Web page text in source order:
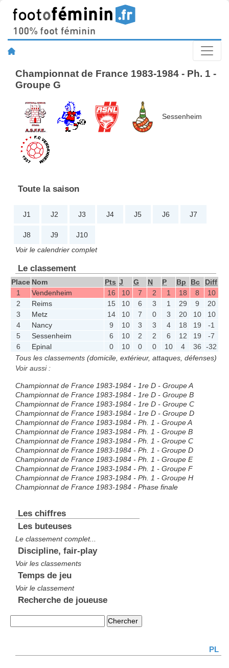
Championnat de France 1983-1984 - Ph. 1 -
Groupe G
Sessenheim
Toute la saison
J1 J2 J3 J4 J5 J6 J7
J8 J9
J10
Voir le calendrier complet
Le classement
Place Nom Pts J G N P Bp Bc
Diff
1
Vendenheim 16 10 7 2 1 18 8
10
2
Reims 15 10 6 3 1 29 9
20
3
Metz 14 10 7 0 3 20 10
10
4
Nancy 9 10 3 3 4 18 19
-1
5
Sessenheim 6 10 2 2 6 12 19
-7
6
Epinal 0 10 0 0 10 4 36
-32
Tous les classements (domicile, extérieur, attaques, défenses)
Voir aussi :
Championnat de France 1983-1984 - 1re D - Groupe A
Championnat de France 1983-1984 - 1re D - Groupe B
Championnat de France 1983-1984 - 1re D - Groupe C
Championnat de France 1983-1984 - 1re D - Groupe D
Championnat de France 1983-1984 - Ph. 1 - Groupe A
Championnat de France 1983-1984 - Ph. 1 - Groupe B
Championnat de France 1983-1984 - Ph. 1 - Groupe C
Championnat de France 1983-1984 - Ph. 1 - Groupe D
Championnat de France 1983-1984 - Ph. 1 - Groupe E
Championnat de France 1983-1984 - Ph. 1 - Groupe F
Championnat de France 1983-1984 - Ph. 1 - Groupe H
Championnat de France 1983-1984 - Phase finale
Les chiffres
Les buteuses
Le classement complet...
Discipline, fair-play
Voir les classements
Temps de jeu
Voir le classement
Recherche de joueuse
PL